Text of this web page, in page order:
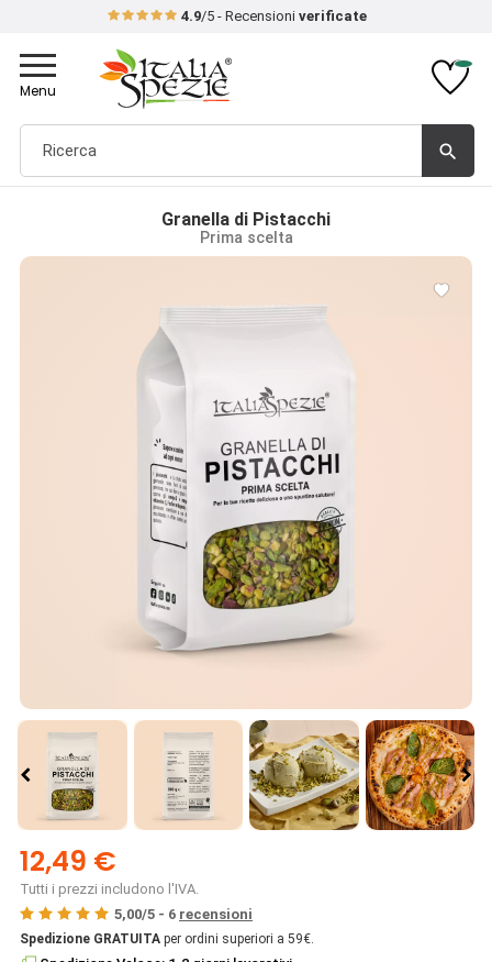
4.9/5 - Recensioni verificate
search
Toggle
navigation
Menu
Granella di Pistacchi
Prima scelta

12,49 €
Tutti i prezzi includono l'IVA.
5,00/5 - 6 recensioni
Spedizione GRATUITA per ordini superiori a 59€.